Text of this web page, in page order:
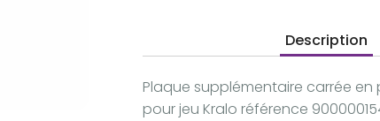
Description
Plaque supplémentaire carrée
pour jeu Kralo référence